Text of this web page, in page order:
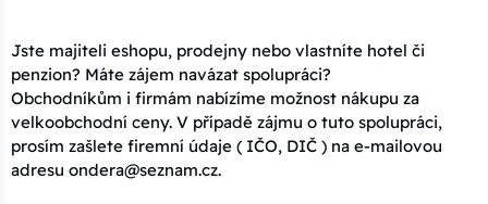
Jste majiteli eshopu, prodejny nebo vlastníte hotel či
penzion? Máte zájem navázat spolupráci?
Obchodníkům i firmám nabízíme možnost nákupu za
velkoobchodní ceny. V případě zájmu o tuto spolupráci,
prosím zašlete firemní údaje ( IČO, DIČ ) na e-mailovou
adresu ondera@seznam.cz.